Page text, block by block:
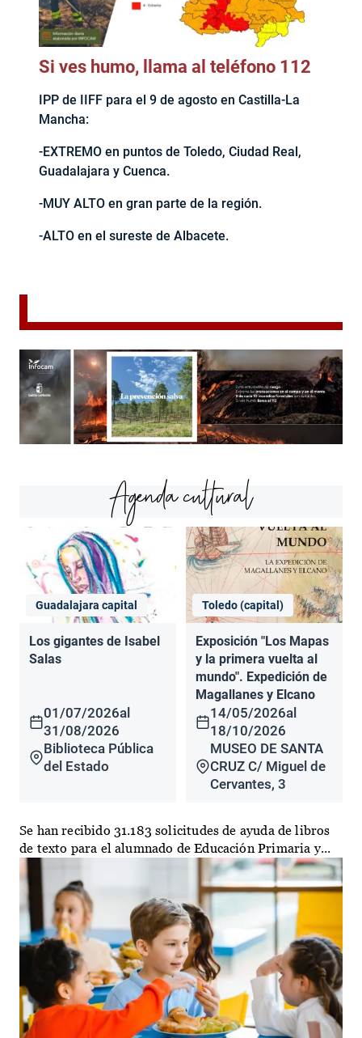
Si ves humo, llama al teléfono 112
IPP de IIFF para el 9 de agosto en Castilla-La
Mancha:
-EXTREMO en puntos de Toledo, Ciudad Real,
Guadalajara y Cuenca.
-MUY ALTO en gran parte de la región.
-ALTO en el sureste de Albacete.
Agenda cultural
Guadalajara capital
Los gigantes de Isabel
Salas
01/07/2026al
31/08/2026
Biblioteca Pública
del Estado
Toledo (capital)
Exposición "Los Mapas
y la primera vuelta al
mundo". Expedición de
Magallanes y Elcano
14/05/2026al
18/10/2026
MUSEO DE SANTA
CRUZ C/ Miguel de
Cervantes, 3
Se han recibido 31.183 solicitudes de ayuda de libros
de texto para el alumnado de Educación Primaria y...